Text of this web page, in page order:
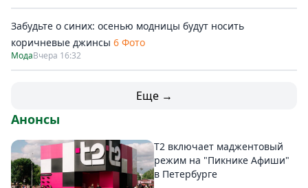
Забудьте о синих: осенью модницы будут носить
коричневые джинсы 6 Фото
МодаВчера 16:32
Еще →
Анонсы
Т2 включает маджентовый
режим на "Пикнике Афиши"
в Петербурге